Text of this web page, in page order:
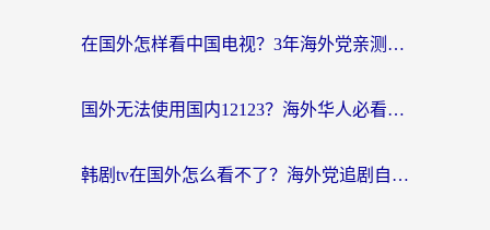
在国外怎样看中国电视？3年海外党亲测有效的追剧加速器指南
国外无法使用国内12123？海外华人必看：选对回国加速器，解决迪拜语音+12123访问难题
韩剧tv在国外怎么看不了？海外党追剧自由的终极解决方案来了